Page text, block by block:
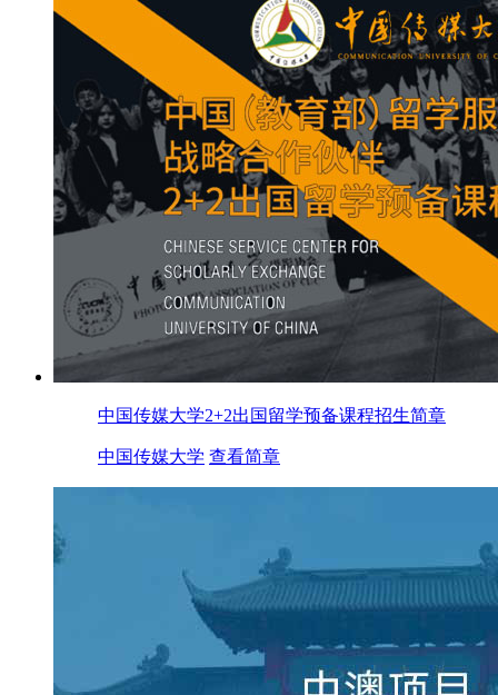
中国传媒大学2+2出国留学预备课程招生简章
中国传媒大学 查看简章